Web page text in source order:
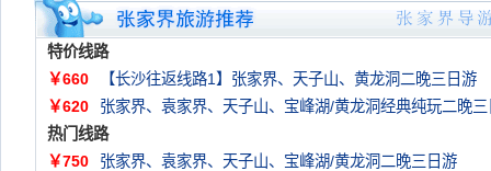
特价线路
￥660
【长沙往返线路1】张家界、天子山、黄龙洞二晚三日游
￥620
张家界、袁家界、天子山、宝峰湖/黄龙洞经典纯玩二晚三
热门线路
￥750
张家界、袁家界、天子山、宝峰湖/黄龙洞二晚三日游